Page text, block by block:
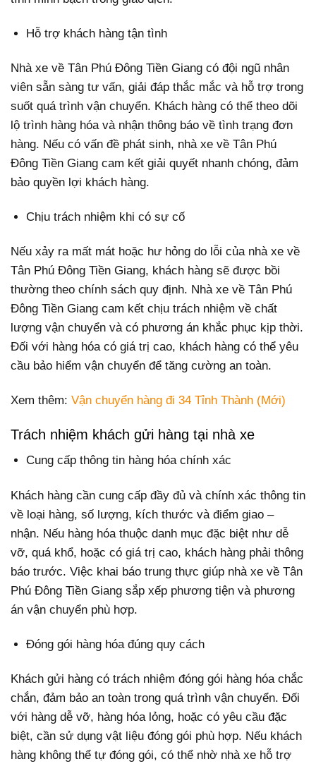
Hỗ trợ khách hàng tận tình
Nhà xe về Tân Phú Đông Tiền Giang có đội ngũ nhân
viên sẵn sàng tư vấn, giải đáp thắc mắc và hỗ trợ trong
suốt quá trình vận chuyển. Khách hàng có thể theo dõi
lộ trình hàng hóa và nhận thông báo về tình trạng đơn
hàng. Nếu có vấn đề phát sinh, nhà xe về Tân Phú
Đông Tiền Giang cam kết giải quyết nhanh chóng, đảm
bảo quyền lợi khách hàng.
Chịu trách nhiệm khi có sự cố
Nếu xảy ra mất mát hoặc hư hỏng do lỗi của nhà xe về
Tân Phú Đông Tiền Giang, khách hàng sẽ được bồi
thường theo chính sách quy định. Nhà xe về Tân Phú
Đông Tiền Giang cam kết chịu trách nhiệm về chất
lượng vận chuyển và có phương án khắc phục kịp thời.
Đối với hàng hóa có giá trị cao, khách hàng có thể yêu
cầu bảo hiểm vận chuyển để tăng cường an toàn.
Xem thêm: Vận chuyển hàng đi 34 Tỉnh Thành (Mới)
Trách nhiệm khách gửi hàng tại nhà xe
Cung cấp thông tin hàng hóa chính xác
Khách hàng cần cung cấp đầy đủ và chính xác thông tin
về loại hàng, số lượng, kích thước và điểm giao –
nhận. Nếu hàng hóa thuộc danh mục đặc biệt như dễ
vỡ, quá khổ, hoặc có giá trị cao, khách hàng phải thông
báo trước. Việc khai báo trung thực giúp nhà xe về Tân
Phú Đông Tiền Giang sắp xếp phương tiện và phương
án vận chuyển phù hợp.
Đóng gói hàng hóa đúng quy cách
Khách gửi hàng có trách nhiệm đóng gói hàng hóa chắc
chắn, đảm bảo an toàn trong quá trình vận chuyển. Đối
với hàng dễ vỡ, hàng hóa lỏng, hoặc có yêu cầu đặc
biệt, cần sử dụng vật liệu đóng gói phù hợp. Nếu khách
hàng không thể tự đóng gói, có thể nhờ nhà xe hỗ trợ